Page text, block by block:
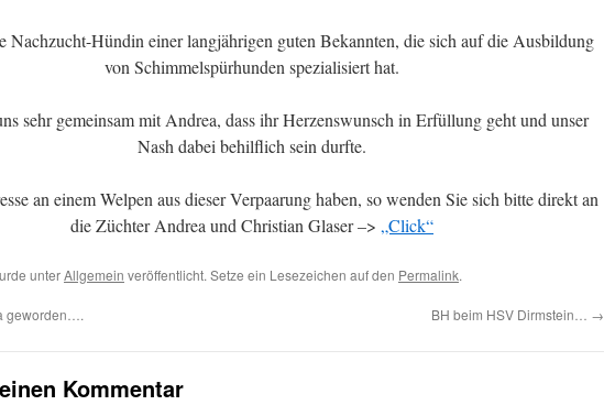
Nachzucht-Hündin einer langjährigen guten Bekannten, die sich auf die Ausbildung
von Schimmelspürhunden spezialisiert hat.
sehr gemeinsam mit Andrea, dass ihr Herzenswunsch in Erfüllung geht und unser
Nash dabei behilflich sein durfte.
an einem Welpen aus dieser Verpaarung haben, so wenden Sie sich bitte direkt an
die Züchter Andrea und Christian Glaser –> „Click“
unterAllgemein veröffentlicht. Setze ein Lesezeichen auf den Permalink.
geworden…. BH beim HSV Dirmstein… →
Kommentar